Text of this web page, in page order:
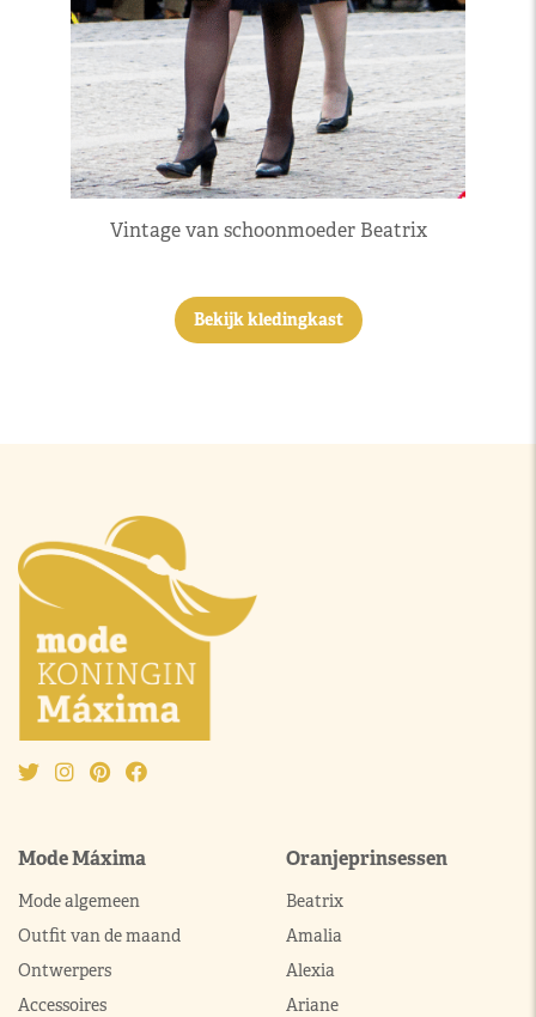
Vintage van schoonmoeder Beatrix
Bekijk kledingkast
Mode Máxima
Mode algemeen
Outfit van de maand
Ontwerpers
Accessoires
Oranjeprinsessen
Beatrix
Amalia
Alexia
Ariane